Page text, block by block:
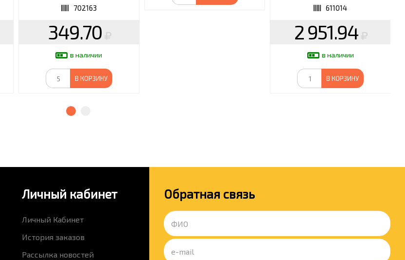
702163
349.70
в наличии
В КОРЗИНУ
611014
2 951.94
в наличии
В КОРЗИНУ
Личный кабинет
Личный Кабинет
История заказов
Рассылка новостей
Обратная связь